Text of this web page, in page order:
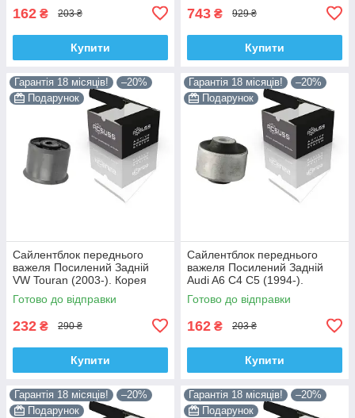
162 ₴ 203 ₴
Купити
743 ₴ 929 ₴
Купити
Гарантія 18 місяців!
–20%
Подарунок
Сайлентблок переднього
важеля Посилений Задній
VW Touran (2003-). Корея
ACSUSS! 34559 , JBU602 ,
VKDS331037
Готово до відправки
232 ₴ 290 ₴
Купити
Гарантія 18 місяців!
–20%
Подарунок
Сайлентблок переднього
важеля Посилений Задній
Audi A6 C4 C5 (1994-).
Верхній. Корея ACSUSS!
35379 , JBU138 , TD1062W
Готово до відправки
162 ₴ 203 ₴
Купити
Гарантія 18 місяців!
–20%
Подарунок
Гарантія 18 місяців!
–20%
Подарунок